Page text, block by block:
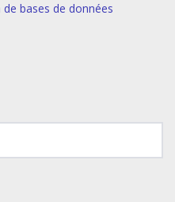
de bases de données